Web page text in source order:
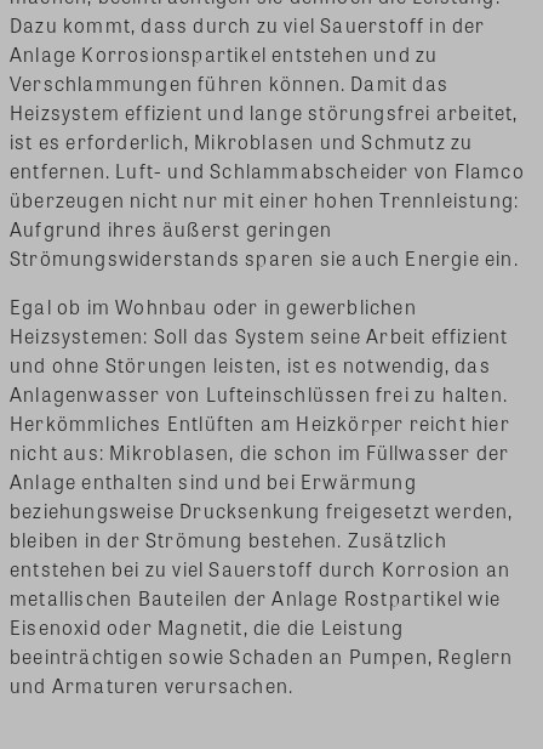
Dazu kommt, dass durch zu viel Sauerstoff in der
Anlage Korrosionspartikel entstehen und zu
Verschlammungen führen können. Damit das
Heizsystem effizient und lange störungsfrei arbeitet,
ist es erforderlich, Mikroblasen und Schmutz zu
entfernen. Luft- und Schlammabscheider von Flamco
überzeugen nicht nur mit einer hohen Trennleistung:
Aufgrund ihres äußerst geringen
Strömungswiderstands sparen sie auch Energie ein.
Egal ob im Wohnbau oder in gewerblichen
Heizsystemen: Soll das System seine Arbeit effizient
und ohne Störungen leisten, ist es notwendig, das
Anlagenwasser von Lufteinschlüssen frei zu halten.
Herkömmliches Entlüften am Heizkörper reicht hier
nicht aus: Mikroblasen, die schon im Füllwasser der
Anlage enthalten sind und bei Erwärmung
beziehungsweise Drucksenkung freigesetzt werden,
bleiben in der Strömung bestehen. Zusätzlich
entstehen bei zu viel Sauerstoff durch Korrosion an
metallischen Bauteilen der Anlage Rostpartikel wie
Eisenoxid oder Magnetit, die die Leistung
beeinträchtigen sowie Schaden an Pumpen, Reglern
und Armaturen verursachen.